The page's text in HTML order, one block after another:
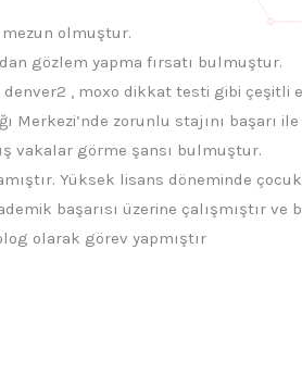
mezun olmuştur.
gözlem yapma fırsatı bulmuştur.
, moxo dikkat testi gibi çeşitli
Merkezi’nde zorunlu stajını başarı
vakalar görme şansı bulmuştur.
Yüksek lisans döneminde
başarısı üzerine çalışmıştır ve
olarak görev yapmıştır